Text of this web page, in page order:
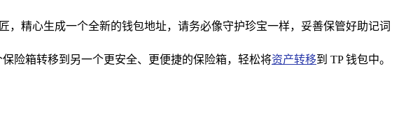
精心生成一个全新的钱包地址，请务必像守护珍宝一样，妥善保管好助记词
险箱转移到另一个更安全、更便捷的保险箱，轻松将资产转移到 TP 钱包中。